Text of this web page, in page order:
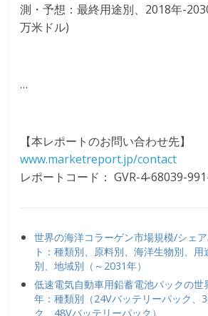
測・予想：最終用途別、2018年-
万米ドル)
…
【本レポートのお問い合わせ先】
www.marketreport.jp/contact
レポートコード： GVR-4-68039-
世界の海洋コラーゲン市場規模/シェ
ト：種類別、原料別、海洋生物別、
別、地域別（～2031年）
低速電気自動車用鉛蓄電池パックの
年：種類別（24Vバッテリーパック、
ク、48Vバッテリーパック）